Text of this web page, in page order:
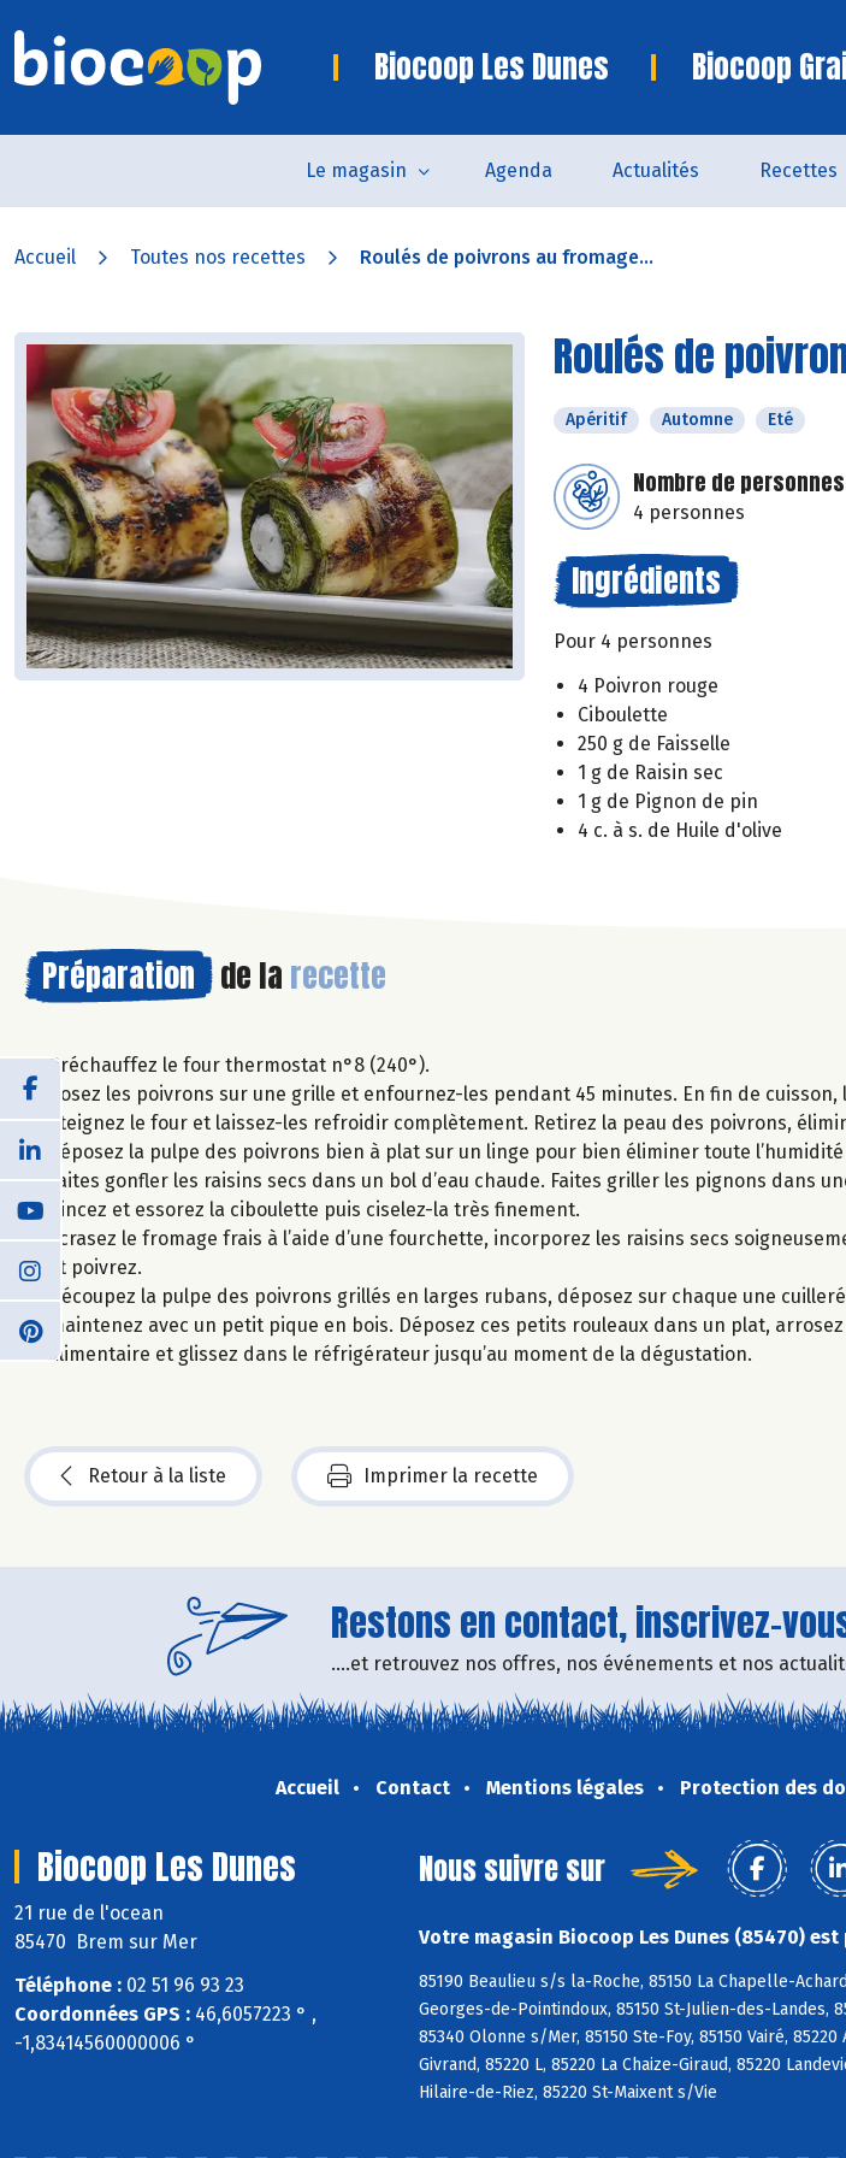
Biocoop Les Dunes Biocoop
Le magasin Agenda Actualités Recettes
Accueil Toutes nos recettes Roulés de poivrons au fromage...
Roulés de
Apéritif Automne Eté
Nombre de personnes
4 personnes
Ingrédients
Pour 4 personnes
4 Poivron rouge
Ciboulette
250 g de Faisselle
1 g de Raisin sec
1 g de Pignon de pin
4 c. à s. de Huile d'olive
Préparation de la recette
Préchauffez le four thermostat n°8 (240°).
Posez les poivrons sur une grille et enfournez-les pendant 45 minutes. En fin de
éteignez le four et laissez-les refroidir complètement. Retirez la peau des poivrons,
déposez la pulpe des poivrons bien à plat sur un linge pour bien éliminer toute l’humidité
Faites gonfler les raisins secs dans un bol d’eau chaude. Faites griller les pignons dans
Rincez et essorez la ciboulette puis ciselez-la très finement.
Ecrasez le fromage frais à l’aide d’une fourchette, incorporez les raisins secs
et poivrez.
Découpez la pulpe des poivrons grillés en larges rubans, déposez sur chaque une
maintenez avec un petit pique en bois. Déposez ces petits rouleaux dans un plat, arrosez
alimentaire et glissez dans le réfrigérateur jusqu’au moment de la dégustation.
Retour à la liste Imprimer la recette
Restons en contact, inscrivez-
....et retrouvez nos offres, nos événements et nos
Accueil Contact Mentions légales Protection des
Biocoop Les Dunes
21 rue de l'ocean
85470 Brem sur Mer
Téléphone : 02 51 96 93 23
Coordonnées GPS : 46,6057223 ° ,
-1,83414560000006 °
Nous suivre sur
Votre magasin Biocoop Les Dunes (85470) est
85190 Beaulieu s/s la-Roche, 85150 La Chapelle-
Georges-de-Pointindoux, 85150 St-Julien-des-Landes,
85340 Olonne s/Mer, 85150 Ste-Foy, 85150 Vairé,
Givrand, 85220 L, 85220 La Chaize-Giraud, 85220
Hilaire-de-Riez, 85220 St-Maixent s/Vie